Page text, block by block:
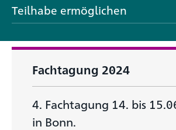
Teilhabe ermöglichen
Fachtagung 2024
4. Fachtagung 14. bis
in Bonn.